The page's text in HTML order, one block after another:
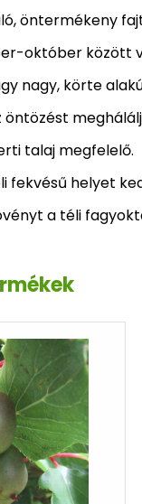
öntermékeny
október között
nagy, körte
öntözést
talaj megfelelő.
fekvésű helyet
a téli